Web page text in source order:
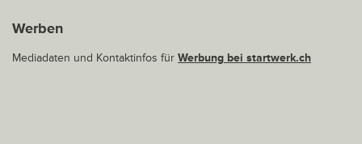
Werben
Mediadaten und Kontaktinfos für Werbung bei startwerk.ch